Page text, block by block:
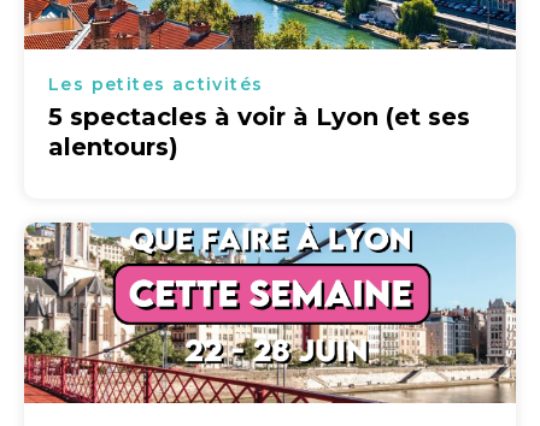
Les petites activités
5 spectacles à voir à Lyon (et ses
alentours)